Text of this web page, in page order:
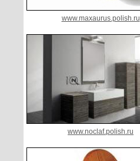
www.maxaurus.polish.ru
www.noclaf.polish.ru